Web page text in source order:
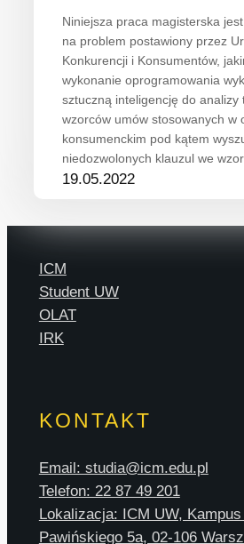
Niniejsza praca magisterska
na problem postawiony przez
Konkurencji i Konsumentów,
wykonanie oprogramowania
sztuczną inteligencję do analizy
wzorców umów stosowanych w
konsumenckim pod kątem
niedozwolonych klauzul we
19.05.2022
ICM
Student UW
OLAT
IRK
KONTAKT
Email: studia@icm.edu.pl
Telefon: 22 87 49 201
Lokalizacja: ICM UW,
Pawińskiego 5a, 02-106